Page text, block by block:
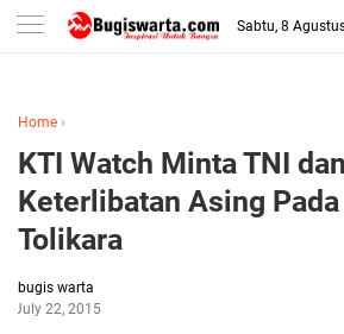
-->
Sabtu, 8
Home ›
KTI Watch Minta TNI
Keterlibatan Asing
Tolikara
bugis warta
July 22, 2015